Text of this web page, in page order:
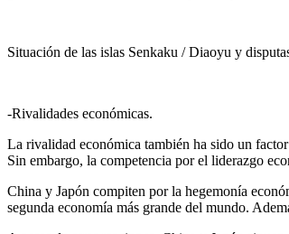
Situación de las islas Senkaku / Diaoyu y
-Rivalidades económicas.
La rivalidad económica también ha sido un
Sin embargo, la competencia por el liderazgo
China y Japón compiten por la hegemonía
segunda economía más grande del mundo.